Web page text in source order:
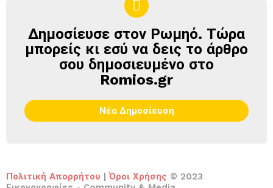
ΔΗΜΟΣΊΕΥΣΕ
ΣΤΟΝ
ΡΩΜΗΌ
Δημοσίευσε στον Ρωμηό. Τώρα
μπορείς κι εσύ να δεις το άρθρο
σου δημοσιευμένο στο
Romios.gr
Νέα Δημοσίευση
Πολιτική Απορρήτου | Όροι Χρήσης © 2023